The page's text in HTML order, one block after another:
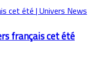
français cet été